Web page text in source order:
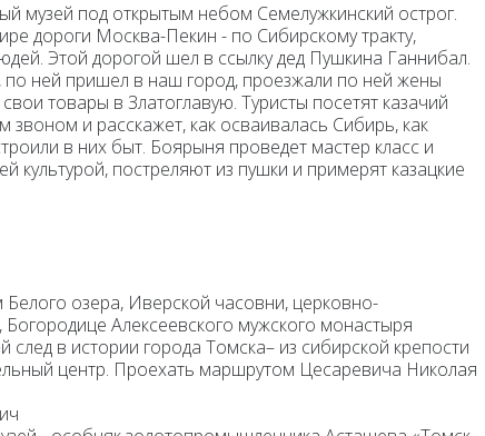
музей под открытым небом Семелужкинский острог.
дороги Москва-Пекин - по Сибирскому тракту,
Этой дорогой шел в ссылку дед Пушкина Ганнибал.
ней пришел в наш город, проезжали по ней жены
товары в Златоглавую. Туристы посетят казачий
звоном и расскажет, как осваивалась Сибирь, как
в них быт. Боярыня проведет мастер класс и
культурой, постреляют из пушки и примерят казацкие
озера, Иверской часовни, церковно-
Алексеевского мужского монастыря
в истории города Томска– из сибирской крепости
центр. Проехать маршрутом Цесаревича Николая